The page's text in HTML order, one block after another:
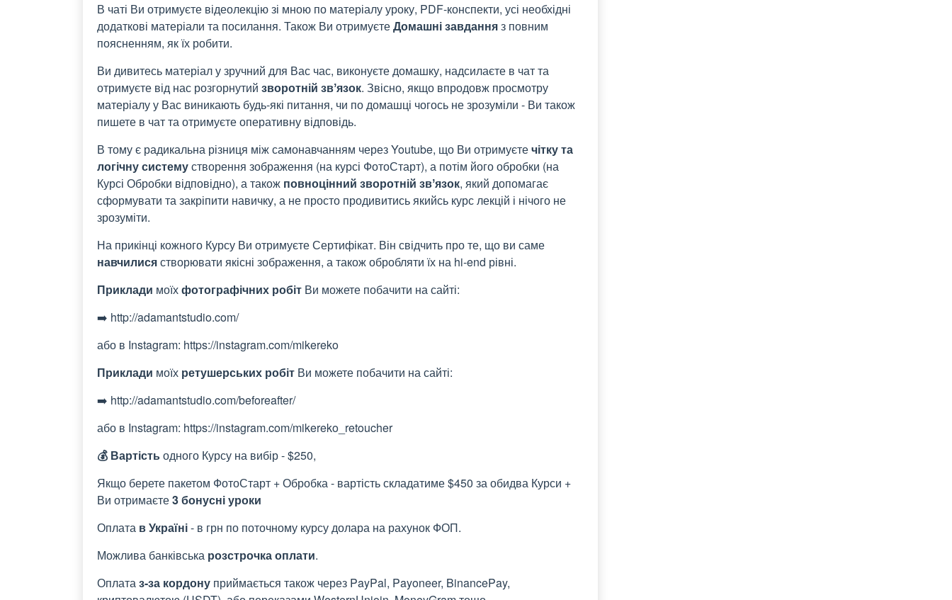
В чаті Ви отримуєте відеолекцію зі мною по матеріалу уроку, PDF-конспекти, усі необхідні
додаткові матеріали та посилання. Також Ви отримуєтеДомашні завданняз повним
поясненням, як їх робити.
Ви дивитесь матеріал у зручний для Вас час, виконуєте домашку, надсилаєте в чат та
отримуєте від нас розгорнутий зворотній звʼязок. Звісно, якщо впродовж просмотру
матеріалу у Вас виникають будь-які питання, чи по домашці чогось не зрозуміли - Ви також
пишете в чат та отримуєте оперативну відповідь.
В тому є радикальна різниця між самонавчанням через Youtube, що Ви отримуєтечітку та
логічну системустворення зображення (на курсі ФотоСтарт), а потім його обробки (на
Курсі Обробки відповідно), а також повноцінний зворотній звʼязок, який допомагає
сформувати та закріпити навичку, а не просто продивитись якийсь курс лекцій і нічого не
зрозуміти.
На прикінці кожного Курсу Ви отримуєте Сертифікат. Він свідчить про те, що ви саме
навчилисястворювати якісні зображення, а також обробляти їх на hi-end рівні.
Приклади моїхфотографічних робіт Ви можете побачити на сайті:
➡️ http://adamantstudio.com/
або в Instagram: https://instagram.com/mikereko
Приклади моїх ретушерських робіт Ви можете побачити на сайті:
➡️ http://adamantstudio.com/beforeafter/
або в Instagram: https://instagram.com/mikereko_retoucher
💰 Вартістьодного Курсу на вибір - $250,
Якщо берете пакетом ФотоСтарт + Обробка - вартість складатиме $450 за обидва Курси +
Ви отримаєте3 бонусні уроки
Оплата в Україні- в грн по поточному курсу долара на рахунок ФОП.
Можлива банківська розстрочка оплати.
Оплатаз-за кордону приймається також через PayPal, Payoneer, BinancePay,